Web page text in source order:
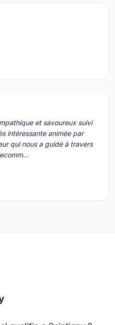
et savoureux suivi
intéressante animée par
qui nous a guidé à travers